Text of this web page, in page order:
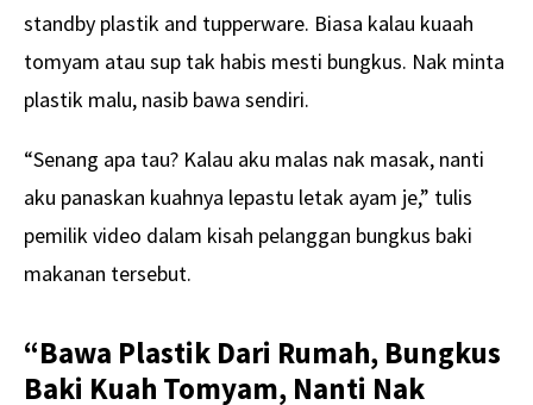
standby plastik and tupperware. Biasa kalau kuaah
tomyam atau sup tak habis mesti bungkus. Nak minta
plastik malu, nasib bawa sendiri.
“Senang apa tau? Kalau aku malas nak masak, nanti
aku panaskan kuahnya lepastu letak ayam je,” tulis
pemilik video dalam kisah pelanggan bungkus baki
makanan tersebut.
“Bawa Plastik Dari Rumah, Bungkus
Baki Kuah Tomyam, Nanti Nak